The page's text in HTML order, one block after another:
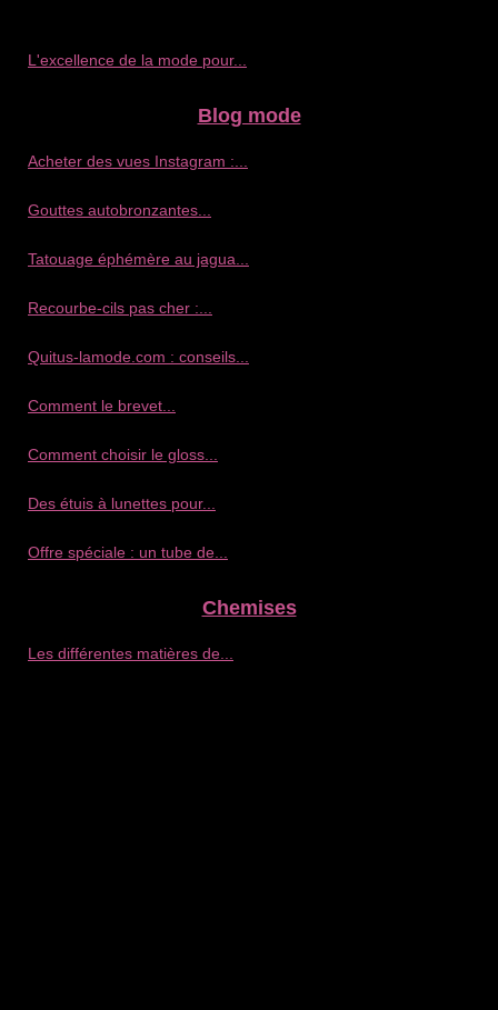
L'excellence de la mode pour...
Blog mode
Acheter des vues Instagram :...
Gouttes autobronzantes...
Tatouage éphémère au jagua...
Recourbe‑cils pas cher :...
Quitus-lamode.com : conseils...
Comment le brevet...
Comment choisir le gloss...
Des étuis à lunettes pour...
Offre spéciale : un tube de...
Chemises
Les différentes matières de...